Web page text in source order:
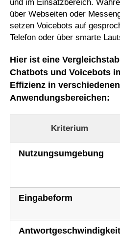
und im Einsatzbereich.
über Webseiten oder
setzen Voicebots auf
Telefon oder über smarte
Hier ist eine
Chatbots und Voicebots
Effizienz in verschiedenen
Anwendungsbereichen:
Kriterium
Nutzungsumgebung
Eingabeform
Antwortgeschwindigkeit